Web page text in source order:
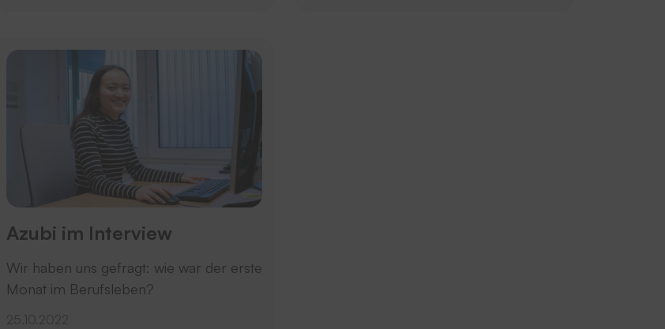
Azubi im Interview
Wir haben uns gefragt: wie war der erste
Monat im Berufsleben?
25.10.2022